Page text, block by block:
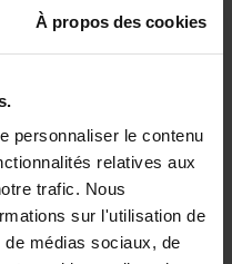
À propos des cookies
personnaliser le contenu
relatives aux
trafic. Nous
sur l'utilisation de
médias sociaux, de